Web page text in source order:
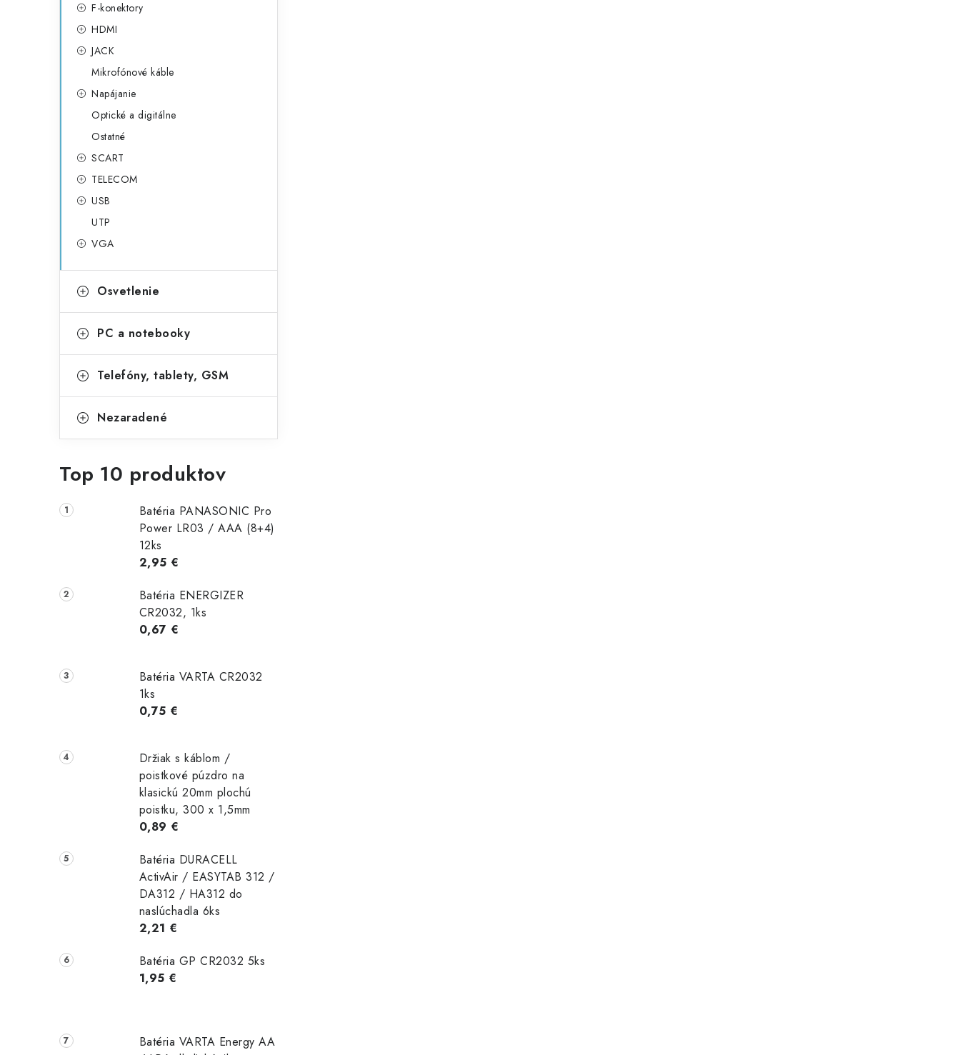
F-konektory
HDMI
JACK
Mikrofónové káble
Napájanie
Optické a digitálne
Ostatné
SCART
TELECOM
USB
UTP
VGA
Osvetlenie
PC a notebooky
Telefóny, tablety, GSM
Nezaradené
Top 10 produktov
Batéria PANASONIC Pro
Power LR03 / AAA (8+4)
12ks
2,95 €
Batéria ENERGIZER
CR2032, 1ks
0,67 €
Batéria VARTA CR2032
1ks
0,75 €
Držiak s káblom /
poistkové púzdro na
klasickú 20mm plochú
poistku, 300 x 1,5mm
0,89 €
Batéria DURACELL
ActivAir / EASYTAB 312 /
DA312 / HA312 do
naslúchadla 6ks
2,21 €
Batéria GP CR2032 5ks
1,95 €
Batéria VARTA Energy AA